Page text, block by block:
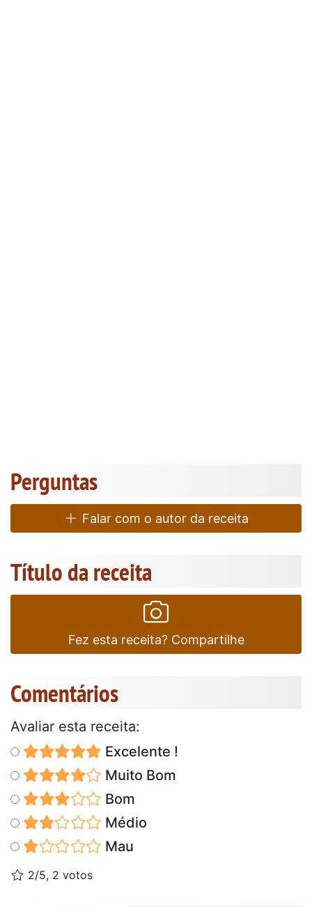
Perguntas
Falar com o autor da receita
Título da receita
Fez esta receita? Compartilhe
Comentários
Avaliar esta receita:
Excelente !
Muito Bom
Bom
Médio
Mau
2/5, 2 votos